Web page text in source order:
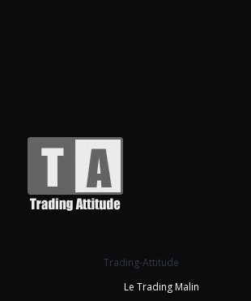
Trading-Attitude
Le Trading Malin